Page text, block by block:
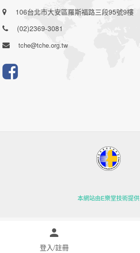
106台北市大安區羅斯福路三段95號9樓
(02)2369-3081
tche@tche.org.tw
本網站由E樂堂技術提供
登入/註冊